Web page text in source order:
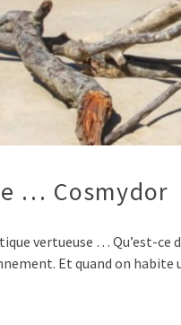
… Cosmydor
vertueuse … Qu’est-
Et quand on